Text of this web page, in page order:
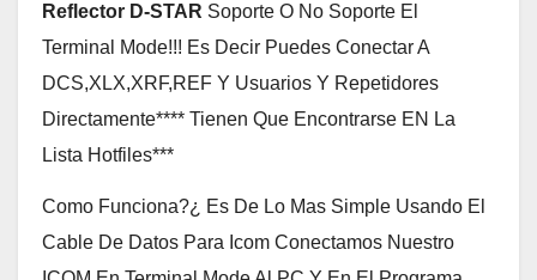
Reflector D-STAR Soporte O No Soporte El
Terminal Mode!!! Es Decir Puedes Conectar A
DCS,XLX,XRF,REF Y Usuarios Y Repetidores
Directamente**** Tienen Que Encontrarse EN La
Lista Hotfiles***
Como Funciona?¿ Es De Lo Mas Simple Usando El
Cable De Datos Para Icom Conectamos Nuestro